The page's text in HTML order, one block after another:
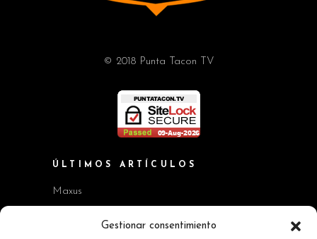
Gestionar consentimiento
© 2018 Punta Tacon TV
ÚLTIMOS ARTÍCULOS
Maxus
Workshop BMW Neue Klasse